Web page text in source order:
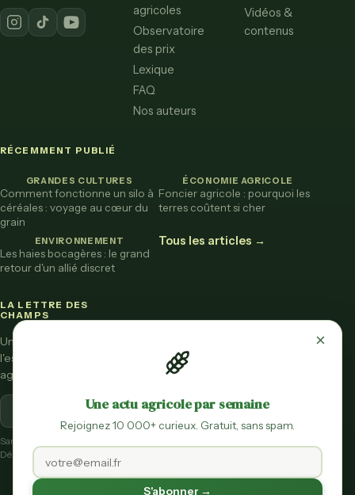
agricoles
Observatoire
des prix
Lexique
FAQ
Nos auteurs
Vidéos &
contenus
RÉCEMMENT PUBLIÉ
GRANDES CULTURES
Comment fonctionne un silo à
céréales : voyage au cœur du
grain
ÉCONOMIE AGRICOLE
Foncier agricole : pourquoi les
terres coûtent si cher
ENVIRONNEMENT
Les haies bocagères : le grand
retour d'un allié discret
Tous les articles →
LA LETTRE DES
CHAMPS
Une fois par mois,
l'essentiel de l'actu
agricole vulgarisée.
S'inscrire
Sans spam.
Désinscription en un clic.
×
Une actu agricole par semaine
Rejoignez 10 000+ curieux. Gratuit, sans spam.
S'abonner →